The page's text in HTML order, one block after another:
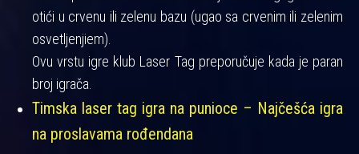
otići u crvenu ili zelenu bazu (ugao sa crvenim ili zelenim
osvetljenjiem).
Ovu vrstu igre klub Laser Tag preporučuje kada je paran
broj igrača.
Timska laser tag igra na punioce – Najčešća igra
na proslavama rođendana